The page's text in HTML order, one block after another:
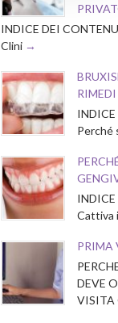
INDICE DEI
Clini
RIMEDI
Perché
Cattiva
PRIMA
DEVE
VISITA